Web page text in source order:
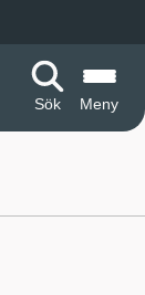
Sök
Meny